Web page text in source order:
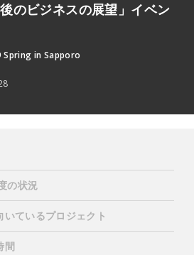
のビジネスの展望」イベン
Spring in Sapporo
の状況
ているプロジェクト
間